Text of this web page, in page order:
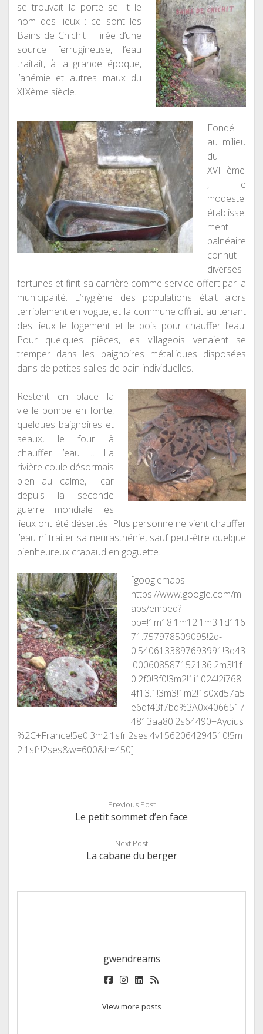
se trouvait la porte se lit le
nom des lieux : ce sont les
Bains de Chichit ! Tirée d’une
source ferrugineuse, l’eau
traitait, à la grande époque,
l’anémie et autres maux du
XIXème siècle.
Fondé
au milieu
du
XVIIIème
, le
modeste
établisse
ment
balnéaire
connut
diverses
fortunes et finit sa carrière comme service offert par la
municipalité. L’hygiène des populations était alors
terriblement en vogue, et la commune offrait au tenant
des lieux le logement et le bois pour chauffer l’eau.
Pour quelques pièces, les villageois venaient se
tremper dans les baignoires métalliques disposées
dans de petites salles de bain individuelles.
Restent en place la
vieille pompe en fonte,
quelques baignoires et
seaux, le four à
chauffer l’eau … La
rivière coule désormais
bien au calme, car
depuis la seconde
guerre mondiale les
lieux ont été désertés. Plus personne ne vient chauffer
l’eau ni traiter sa neurasthénie, sauf peut-être quelque
bienheureux crapaud en goguette.
[googlemaps
https://www.google.com/m
aps/embed?
pb=!1m18!1m12!1m3!1d116
71.757978509095!2d-
0.5406133897693991!3d43
.000608587152136!2m3!1f
0!2f0!3f0!3m2!1i1024!2i768!
4f13.1!3m3!1m2!1s0xd57a5
e6df43f7bd%3A0x4066517
4813aa80!2s64490+Aydius
%2C+France!5e0!3m2!1sfr!2ses!4v1562064294510!5m
2!1sfr!2ses&w=600&h=450]
Previous Post
Le petit sommet d’en face
Next Post
La cabane du berger
gwendreams
facebook
instagram
linkedin
rss
View more posts